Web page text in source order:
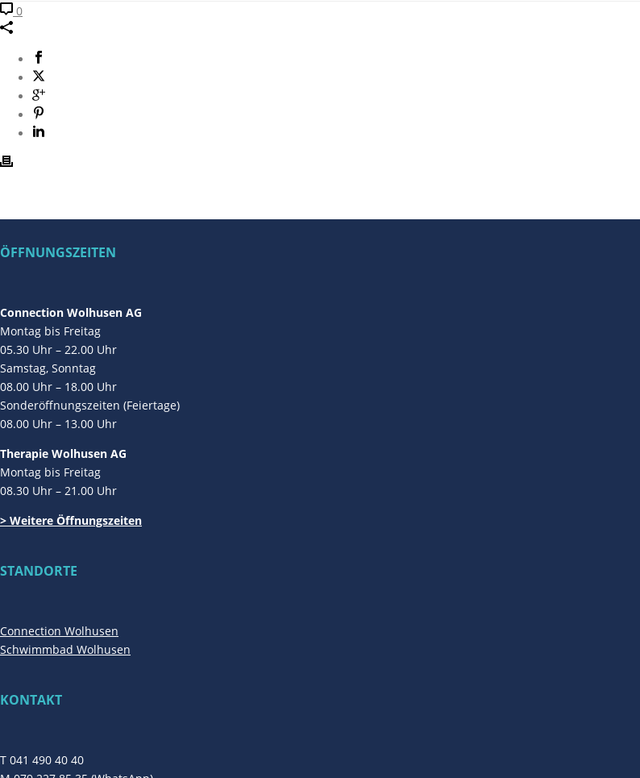
0
ÖFFNUNGSZEITEN
Connection Wolhusen AG
Montag bis Freitag
05.30 Uhr – 22.00 Uhr
Samstag, Sonntag
08.00 Uhr – 18.00 Uhr
Sonderöffnungszeiten (Feiertage)
08.00 Uhr – 13.00 Uhr
Therapie Wolhusen AG
Montag bis Freitag
08.30 Uhr – 21.00 Uhr
> Weitere Öffnungszeiten
STANDORTE
Connection Wolhusen
Schwimmbad Wolhusen
KONTAKT
T 041 490 40 40